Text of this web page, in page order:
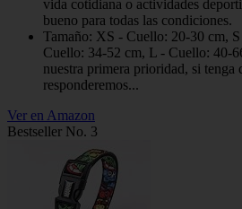
vida cotidiana o actividades
bueno para todas las condiciones.
Tamaño: XS - Cuello: 20-30 cm,
Cuello: 34-52 cm, L - Cuello: 40-
nuestra primera prioridad, si tenga
responderemos...
Ver en Amazon
Bestseller No. 3